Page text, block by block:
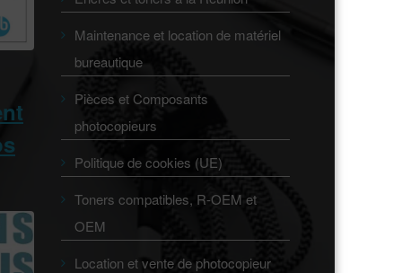
Maintenance et location de matériel
bureautique
Pièces et Composants
photocopieurs
Politique de cookies (UE)
Toners compatibles, R-OEM et
OEM
Location et vente de photocopieur